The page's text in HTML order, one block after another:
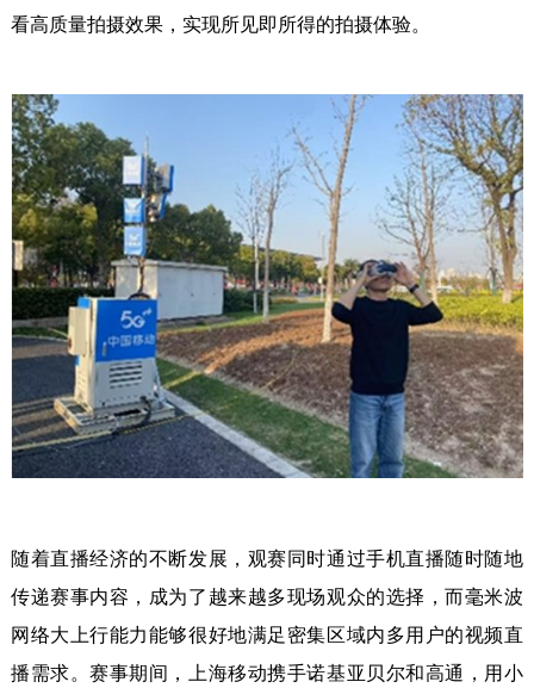
看高质量拍摄效果，实现所见即所得的拍摄体验。
随着直播经济的不断发展，观赛同时通过手机直播随时随地
传递赛事内容，成为了越来越多现场观众的选择，而毫米波
网络大上行能力能够很好地满足密集区域内多用户的视频直
播需求。赛事期间，上海移动携手诺基亚贝尔和高通，用小